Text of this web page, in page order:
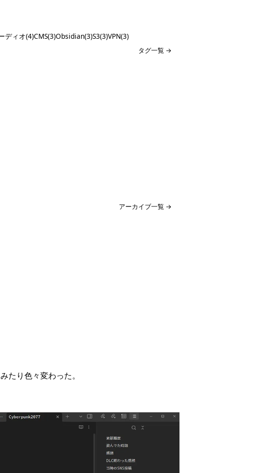
ディオ(4)CMS(3)Obsidian(3)S3(3)VPN(3)
タグ一覧 →
アーカイブ一覧 →
たり色々変わった。